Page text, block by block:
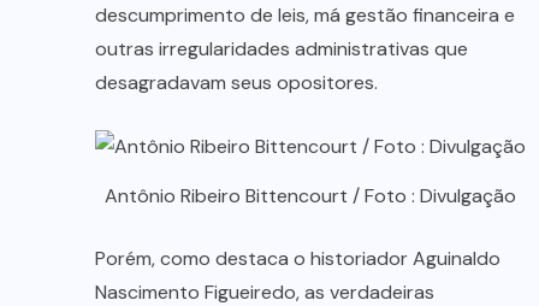
descumprimento de leis, má gestão financeira e
outras irregularidades administrativas que
desagradavam seus opositores.
Antônio Ribeiro Bittencourt / Foto : Divulgação
Porém, como destaca o historiador Aguinaldo
Nascimento Figueiredo, as verdadeiras